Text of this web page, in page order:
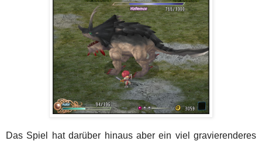
Das Spiel hat darüber hinaus aber ein viel gravierenderes